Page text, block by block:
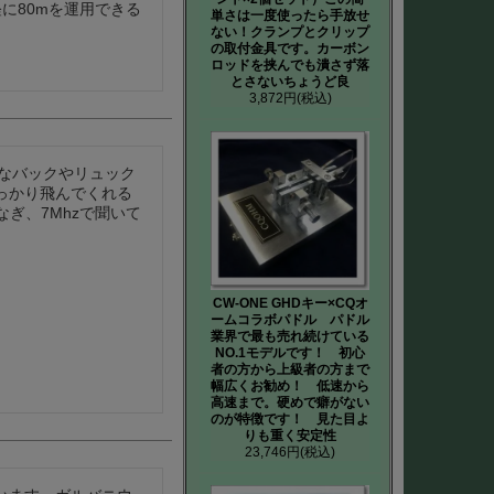
80mを運用できる
かり飛んでくれる
ぎ、7Mhzで聞いて
単さは一度使ったら手放せ
ない！クランプとクリップ
の取付金具です。カーボン
ロッドを挟んでも潰さず落
とさないちょうど良
3,872円(税込)
CW-ONE GHDキー×CQオ
ームコラボパドル パドル
業界で最も売れ続けている
NO.1モデルです！ 初心
者の方から上級者の方まで
幅広くお勧め！ 低速から
高速まで。硬めで癖がない
のが特徴です！ 見た目よ
りも重く安定性
23,746円(税込)